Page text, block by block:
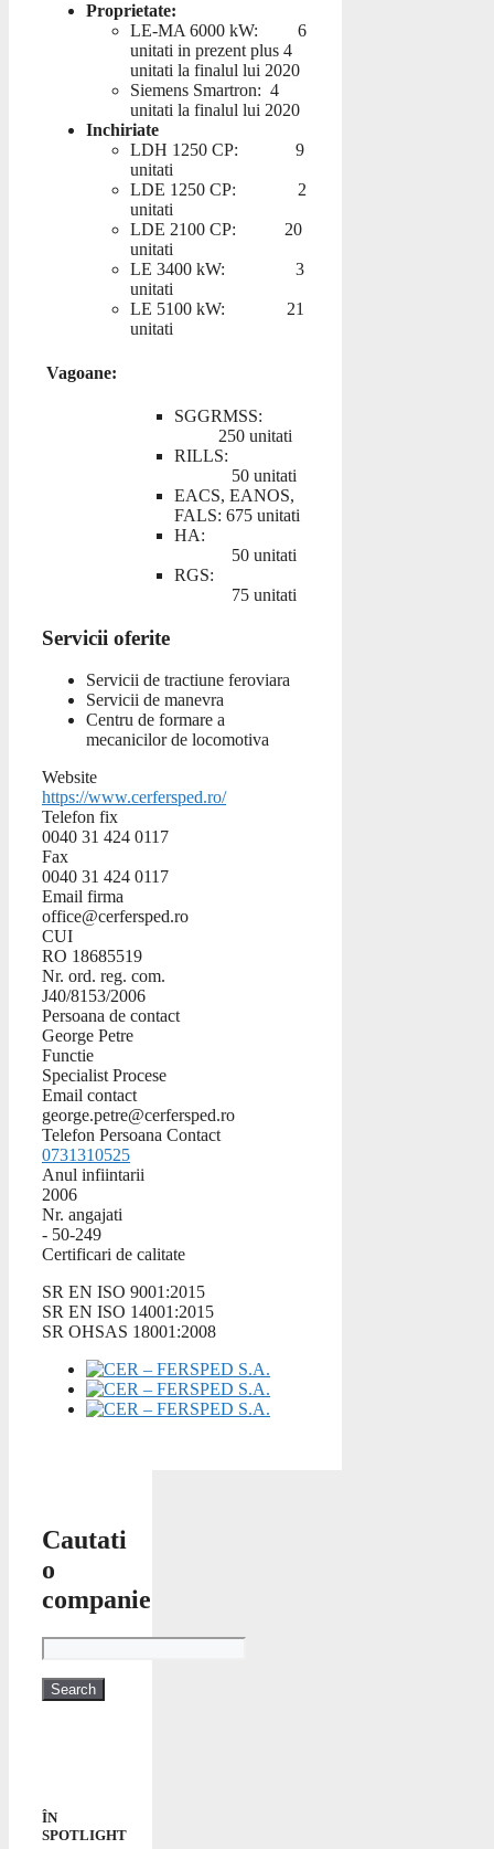
Proprietate:
LE-MA 6000 kW: 6
unitati in prezent plus 4
unitati la finalul lui 2020
Siemens Smartron: 4
unitati la finalul lui 2020
Inchiriate
LDH 1250 CP: 9
unitati
LDE 1250 CP: 2
unitati
LDE 2100 CP: 20
unitati
LE 3400 kW: 3
unitati
LE 5100 kW: 21
unitati
Vagoane:
SGGRMSS:
250 unitati
RILLS:
50 unitati
EACS, EANOS,
FALS: 675 unitati
HA:
50 unitati
RGS:
75 unitati
Servicii oferite
Servicii de tractiune feroviara
Servicii de manevra
Centru de formare a
mecanicilor de locomotiva
Website
https://www.cerfersped.ro/
Telefon fix
0040 31 424 0117
Fax
0040 31 424 0117
Email firma
office@cerfersped.ro
CUI
RO 18685519
Nr. ord. reg. com.
J40/8153/2006
Persoana de contact
George Petre
Functie
Specialist Procese
Email contact
george.petre@cerfersped.ro
Telefon Persoana Contact
0731310525
Anul infiintarii
2006
Nr. angajati
- 50-249
Certificari de calitate
SR EN ISO 9001:2015
SR EN ISO 14001:2015
SR OHSAS 18001:2008
Cautati
o
companie
ÎN
SPOTLIGHT